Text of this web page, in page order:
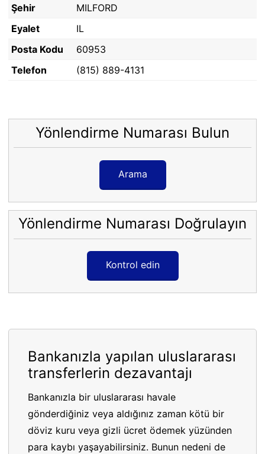
Şehir
MILFORD
Eyalet
IL
Posta Kodu
60953
Telefon
(815) 889-4131
Yönlendirme Numarası Bulun
Arama
Yönlendirme Numarası Doğrulayın
Kontrol edin
Bankanızla yapılan uluslararası
transferlerin dezavantajı
Bankanızla bir uluslararası havale
gönderdiğiniz veya aldığınız zaman kötü bir
döviz kuru veya gizli ücret ödemek yüzünden
para kaybı yaşayabilirsiniz. Bunun nedeni de